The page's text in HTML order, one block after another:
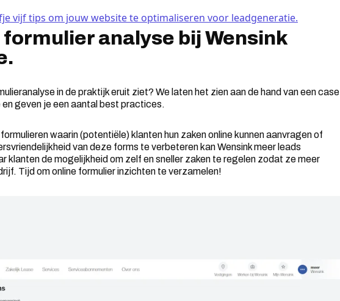
vijf tips om jouw website te optimaliseren voor leadgeneratie.
analyse bij Wensink
in de praktijk eruit ziet? We laten het zien aan de hand van een case
geven je een aantal best practices.
waarin (potentiële) klanten hun zaken online kunnen aanvragen of
van deze forms te verbeteren kan Wensink meer leads
klanten de mogelijkheid om zelf en sneller zaken te regelen zodat ze meer
Tijd om online formulier inzichten te verzamelen!